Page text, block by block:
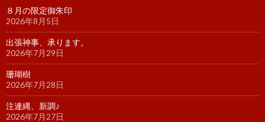
８月の限定御朱印
2026年8月5日
出張神事、承ります。
2026年7月29日
珊瑚樹
2026年7月28日
注連縄、新調♪
2026年7月27日